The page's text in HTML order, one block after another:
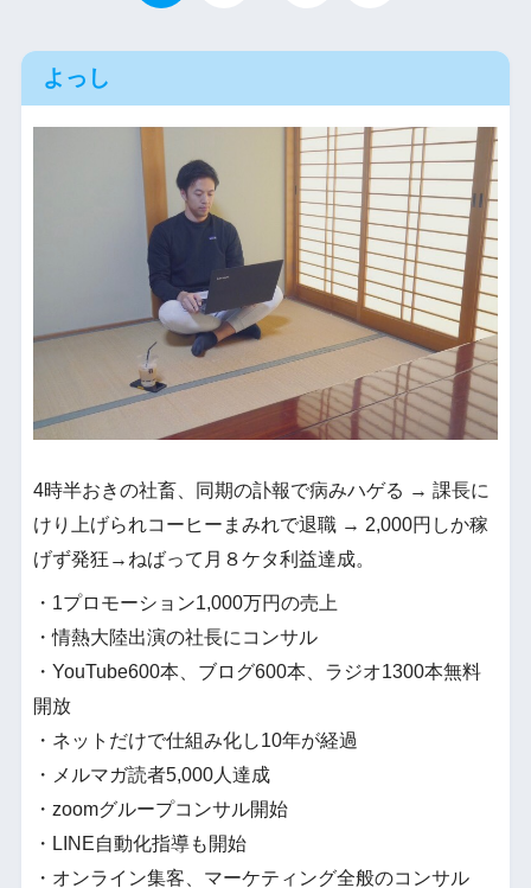
よっし
4時半おきの社畜、同期の訃報で病みハゲる → 課長に
けり上げられコーヒーまみれで退職 → 2,000円しか稼
げず発狂→ねばって月８ケタ利益達成。
・1プロモーション1,000万円の売上
・情熱大陸出演の社長にコンサル
・YouTube600本、ブログ600本、ラジオ1300本無料
開放
・ネットだけで仕組み化し10年が経過
・メルマガ読者5,000人達成
・zoomグループコンサル開始
・LINE自動化指導も開始
・オンライン集客、マーケティング全般のコンサル